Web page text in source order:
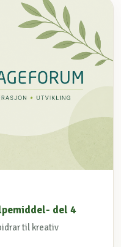
del 4
til kreativ